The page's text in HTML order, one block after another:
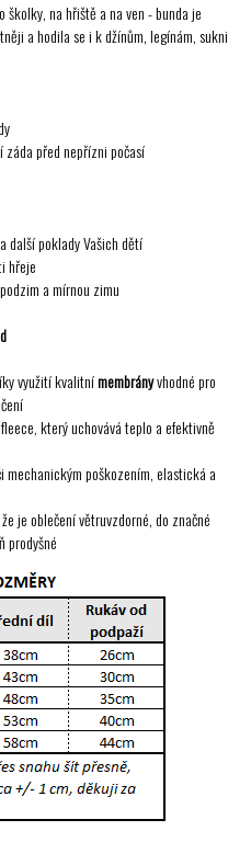
na hřiště a na ven - bunda je
a hodila se i k džínům, legínám, sukni
před nepřízni počasí
další poklady Vašich dětí
hřeje
a mírnou zimu
využití kvalitnímembrányvhodné pro
který uchovává teplo a efektivně
mechanickým poškozením, elastická a
je oblečení větruvzdorné, do značné
prodyšné